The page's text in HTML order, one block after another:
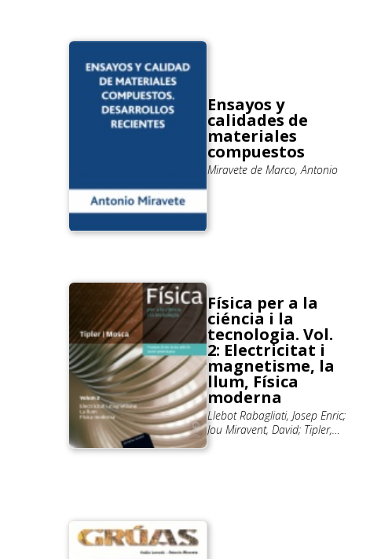
Ensayos y
calidades de
materiales
compuestos
Miravete de Marco, Antonio
Física per a la
ciéncia i la
tecnologia. Vol.
2: Electricitat i
magnetisme, la
llum, Física
moderna
Llebot Rabagliati, Josep Enric;
Jou Miravent, David; Tipler,